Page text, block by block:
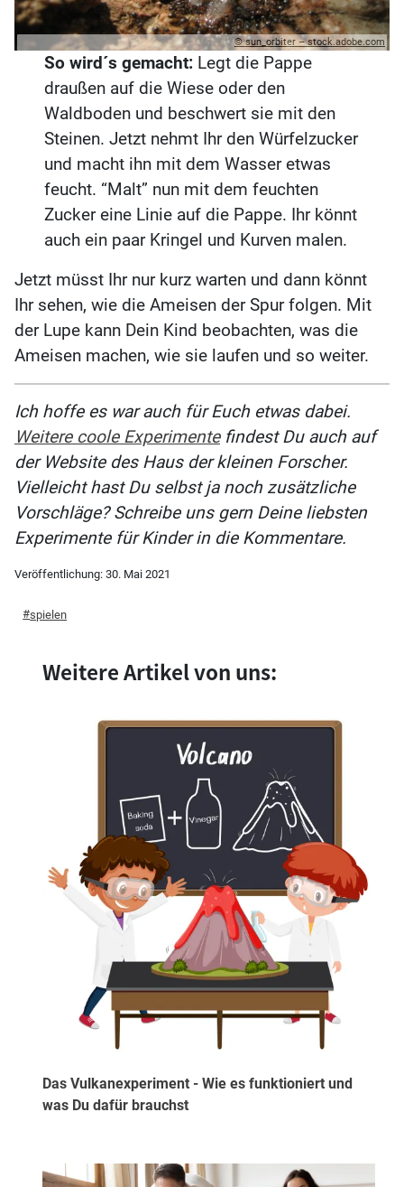
© sun_orbiter – stock.adobe.com
So wird´s gemacht: Legt die Pappe
draußen auf die Wiese oder den
Waldboden und beschwert sie mit den
Steinen. Jetzt nehmt Ihr den Würfelzucker
und macht ihn mit dem Wasser etwas
feucht. “Malt” nun mit dem feuchten
Zucker eine Linie auf die Pappe. Ihr könnt
auch ein paar Kringel und Kurven malen.
Jetzt müsst Ihr nur kurz warten und dann könnt
Ihr sehen, wie die Ameisen der Spur folgen. Mit
der Lupe kann Dein Kind beobachten, was die
Ameisen machen, wie sie laufen und so weiter.
Ich hoffe es war auch für Euch etwas dabei.
Weitere coole Experimentefindest Du auch auf
der Website des Haus der kleinen Forscher.
Vielleicht hast Du selbst ja noch zusätzliche
Vorschläge? Schreibe uns gern Deine liebsten
Experimente für Kinder in die Kommentare.
Veröffentlichung: 30. Mai 2021
spielen
Weitere Artikel von uns:
Das Vulkanexperiment - Wie es funktioniert und
was Du dafür brauchst